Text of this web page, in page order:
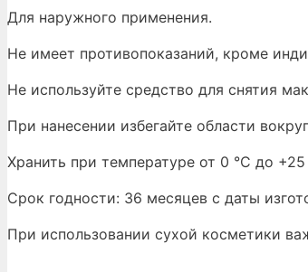
Для наружного применения.
Не имеет противопоказаний, кроме
Не используйте средство для снятия
При нанесении избегайте области
Хранить при температуре от 0 °С до
Срок годности: 36 месяцев с даты
При использовании сухой косметики